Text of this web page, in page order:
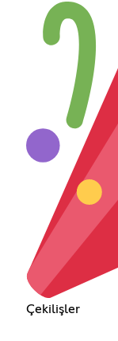
Çekilişler